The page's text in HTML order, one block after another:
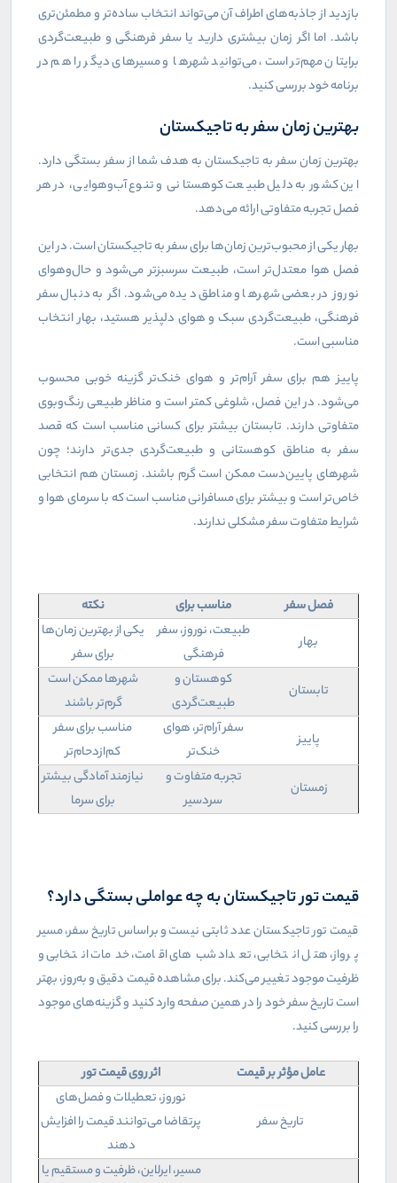
بازدید از جاذبه‌های اطراف آن می‌تواند انتخاب ساده‌تر و مطمئن‌تری
باشد. اما اگر زمان بیشتری دارید یا سفر فرهنگی و طبیعت‌گردی
برایتان مهم‌تر است، می‌توانید شهرها و مسیرهای دیگر را هم در
برنامه خود بررسی کنید.
بهترین زمان سفر به تاجیکستان
بهترین زمان سفر به تاجیکستان به هدف شما از سفر بستگی دارد.
این کشور به دلیل طبیعت کوهستانی و تنوع آب‌وهوایی، در هر
فصل تجربه متفاوتی ارائه می‌دهد.
بهار یکی از محبوب‌ترین زمان‌ها برای سفر به تاجیکستان است. در این
فصل هوا معتدل‌تر است، طبیعت سرسبزتر می‌شود و حال‌وهوای
نوروز در بعضی شهرها و مناطق دیده می‌شود. اگر به دنبال سفر
فرهنگی، طبیعت‌گردی سبک و هوای دلپذیر هستید، بهار انتخاب
مناسبی است.
پاییز هم برای سفر آرام‌تر و هوای خنک‌تر گزینه خوبی محسوب
می‌شود. در این فصل، شلوغی کمتر است و مناظر طبیعی رنگ‌وبوی
متفاوتی دارند. تابستان بیشتر برای کسانی مناسب است که قصد
سفر به مناطق کوهستانی و طبیعت‌گردی جدی‌تر دارند؛ چون
شهرهای پایین‌دست ممکن است گرم باشند. زمستان هم انتخابی
خاص‌تر است و بیشتر برای مسافرانی مناسب است که با سرمای هوا و
شرایط متفاوت سفر مشکلی ندارند.
فصل سفر مناسب برای
نکته
بهار
طبیعت، نوروز، سفر
فرهنگی
یکی از بهترین زمان‌ها
برای سفر
تابستان
کوهستان و
طبیعت‌گردی
شهرها ممکن است
گرم‌تر باشند
پاییز
سفر آرام‌تر، هوای
خنک‌تر
مناسب برای سفر
کم‌ازدحام‌تر
زمستان
تجربه متفاوت و
سردسیر
نیازمند آمادگی بیشتر
برای سرما
قیمت تور تاجیکستان به چه عواملی بستگی دارد؟
قیمت تور تاجیکستان عدد ثابتی نیست و براساس تاریخ سفر، مسیر
پرواز، هتل انتخابی، تعداد شب‌های اقامت، خدمات انتخابی و
ظرفیت موجود تغییر می‌کند. برای مشاهده قیمت دقیق و به‌روز، بهتر
است تاریخ سفر خود را در همین صفحه وارد کنید و گزینه‌های موجود
را بررسی کنید.
عامل مؤثر بر قیمت اثر روی قیمت تور
تاریخ سفر
نوروز، تعطیلات و فصل‌های
پرتقاضا می‌توانند قیمت را افزایش
دهند
مسیر، ایرلاین، ظرفیت و مستقیم یا